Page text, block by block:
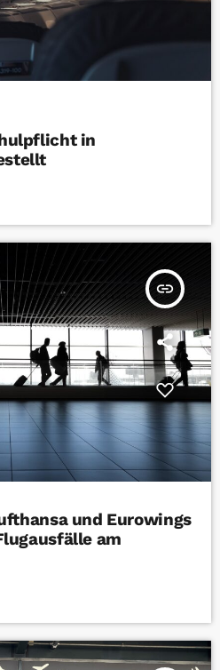
in
insert_link
und Eurowings
am